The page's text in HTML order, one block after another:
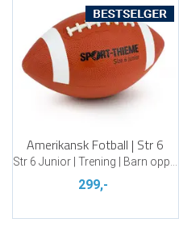
Amerikansk Fotball | Str 6
299,-